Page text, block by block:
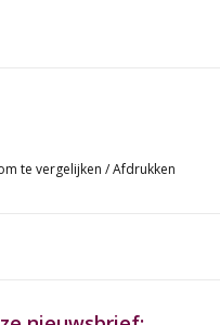
te vergelijken /Afdrukken